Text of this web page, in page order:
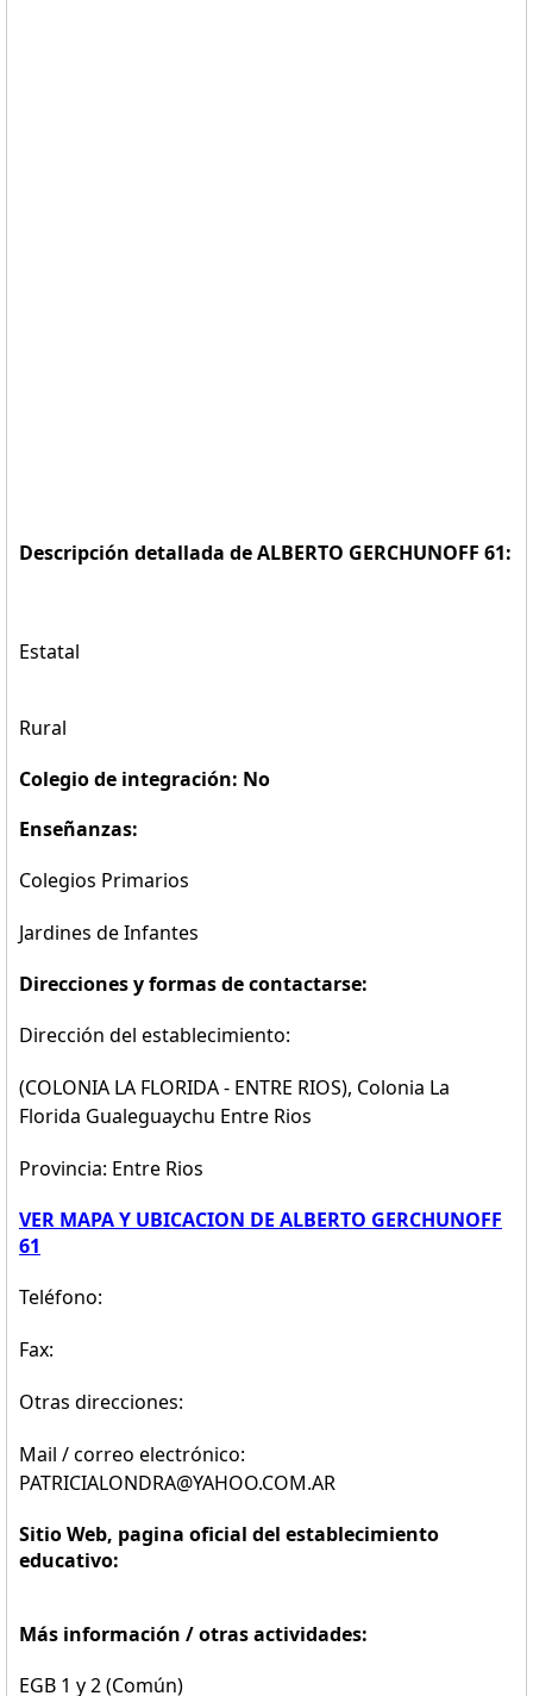
Descripción detallada de ALBERTO GERCHUNOFF 61:
Estatal
Rural
Colegio de integración: No
Enseñanzas:
Colegios Primarios
Jardines de Infantes
Direcciones y formas de contactarse:
Dirección del establecimiento:
(COLONIA LA FLORIDA - ENTRE RIOS), Colonia La
Florida Gualeguaychu Entre Rios
Provincia: Entre Rios
VER MAPA Y UBICACION DE ALBERTO GERCHUNOFF
61
Teléfono:
Fax:
Otras direcciones:
Mail / correo electrónico:
PATRICIALONDRA@YAHOO.COM.AR
Sitio Web, pagina oficial del establecimiento
educativo:
Más información / otras actividades:
EGB 1 y 2 (Común)